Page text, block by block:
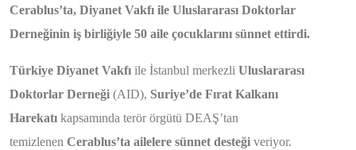
Cerablus’ta, Diyanet Vakfı ile Uluslararası Doktorlar
Derneğinin iş birliğiyle 50 aile çocuklarını sünnet ettirdi.
Türkiye Diyanet Vakfı ile İstanbul merkezli Uluslararası
Doktorlar Derneği (AID), Suriye’de Fırat Kalkanı
Harekatı kapsamında terör örgütü DEAŞ’tan
temizlenen Cerablus’ta ailelere sünnet desteği veriyor.